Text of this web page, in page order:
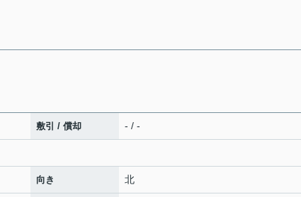
敷引 / 償却 - / -
向き 北